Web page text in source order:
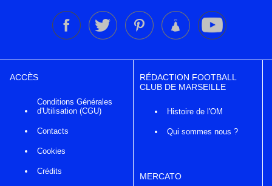
ACCÈS
Conditions Générales
d'Utilisation (CGU)
Contacts
Cookies
Crédits
RÉDACTION FOOTBALL
CLUB DE MARSEILLE
Histoire de l'OM
Qui sommes nous ?
MERCATO